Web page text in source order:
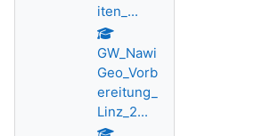
iten_...
GW_Nawi
Geo_Vorb
ereitung_
Linz_2...